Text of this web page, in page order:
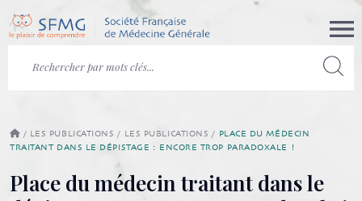
/ LES PUBLICATIONS / LES PUBLICATIONS / PLACE DU MÉDECIN
TRAITANT DANS LE DÉPISTAGE : ENCORE TROP PARADOXALE !
Place du médecin traitant dans le